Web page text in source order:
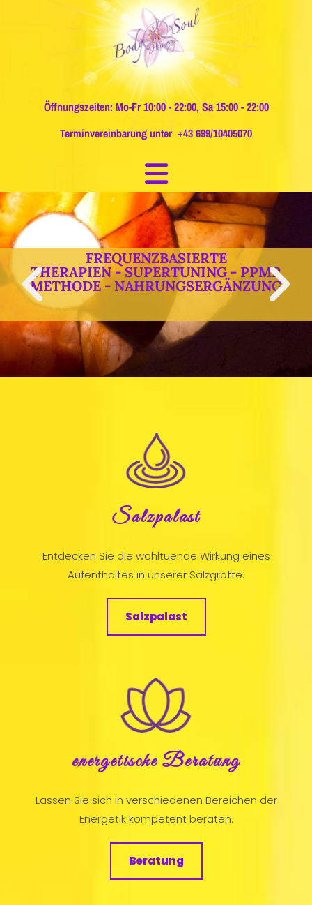
Öffnungszeiten: Mo-Fr 10:00 - 22:00, Sa 15:00 - 22:00
Terminvereinbarung unter +43 699/10405070
AROMATOUCH - BASALE
ATEMSTIMULATION - ASE -
KÖRPERKERZEN - OHRKERZEN
Salzpalast
Entdecken Sie die wohltuende Wirkung eines
Aufenthaltes in unserer Salzgrotte.
Salzpalast
energetische Beratung
Lassen Sie sich in verschiedenen Bereichen der
Energetik kompetent beraten.
Beratung